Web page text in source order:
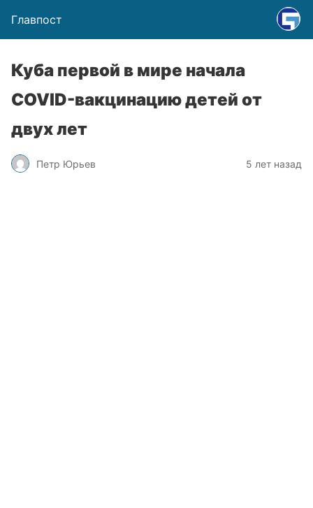
Главпост
Куба первой в мире начала
COVID-вакцинацию детей от
двух лет
Петр Юрьев 5 лет назад